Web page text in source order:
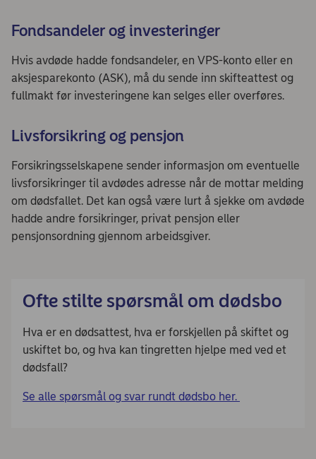
Fondsandeler og investeringer
Hvis avdøde hadde fondsandeler, en VPS-konto eller en
aksjesparekonto (ASK), må du sende inn skifteattest og
fullmakt før investeringene kan selges eller overføres.
Livsforsikring og pensjon
Forsikringsselskapene sender informasjon om eventuelle
livsforsikringer til avdødes adresse når de mottar melding
om dødsfallet. Det kan også være lurt å sjekke om avdøde
hadde andre forsikringer, privat pensjon eller
pensjonsordning gjennom arbeidsgiver.
Ofte stilte spørsmål om dødsbo
Hva er en dødsattest, hva er forskjellen på skiftet og
uskiftet bo, og hva kan tingretten hjelpe med ved et
dødsfall?
Se alle spørsmål og svar rundt dødsbo her.